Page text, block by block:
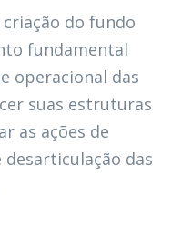
criação do fundo
fundamental
operacional das
suas estruturas
as ações de
das